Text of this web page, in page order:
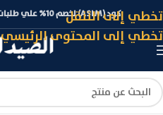
تخطي إلى التنقل
تخطي إلى المحتوى الرئيسي
كود (ASLM) لخصم 10% علي طلبات الجملة الأعلي من 7000 جنيه